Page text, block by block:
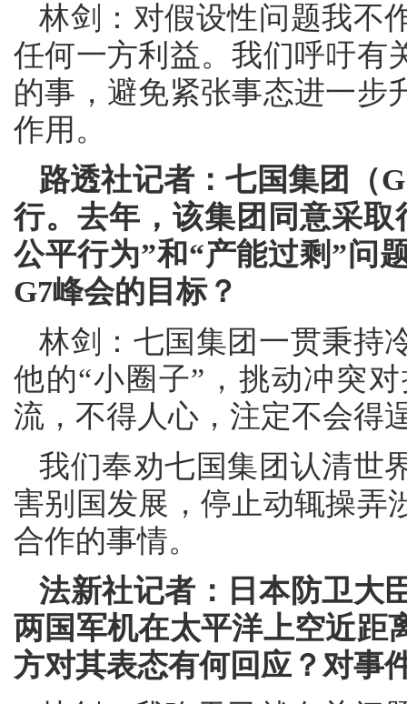
林剑：对假设性问题我不
任何一方利益。我们呼吁有
的事，避免紧张事态进一步
作用。
路透社记者：七国集团（
行。去年，该集团同意采
公平行为”和“产能过剩”问
G7峰会的目标？
林剑：七国集团一贯秉持
他的“小圈子”，挑动冲突
流，不得人心，注定不会得
我们奉劝七国集团认清世
害别国发展，停止动辄操弄
合作的事情。
法新社记者：日本防卫大
两国军机在太平洋上空近距
方对其表态有何回应？对事